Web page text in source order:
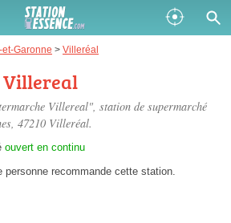
et-Garonne > Villeréal
Villereal", station de supermarché
, 47210 Villeréal.
ouvert en continu
personne recommande cette station.